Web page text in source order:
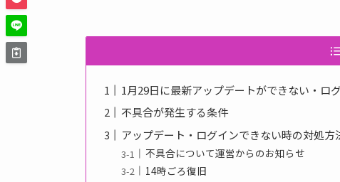
1月29日に最新アップデートができない・ロ
不具合が発生する条件
アップデート・ログインできない時の対処方
不具合について運営からのお知らせ
14時ごろ復旧